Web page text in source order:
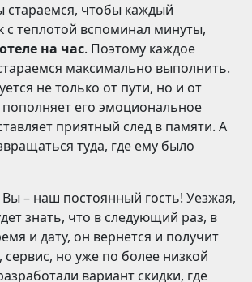
чтобы каждый
с теплотой вспоминал минуты,
отеле на час. Поэтому каждое
максимально выполнить.
не только от пути, но и от
пополняет его эмоциональное
приятный след в памяти. А
туда, где ему было
– наш постоянный гость! Уезжая,
знать, что в следующий раз, в
и дату, он вернется и получит
но уже по более низкой
вариант скидки, где